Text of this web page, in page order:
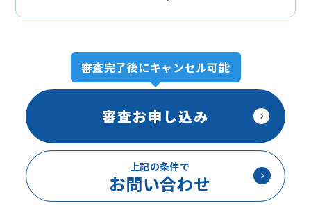
審査完了後にキャンセル可能
審査お申し込み
上記の条件で
お問い合わせ